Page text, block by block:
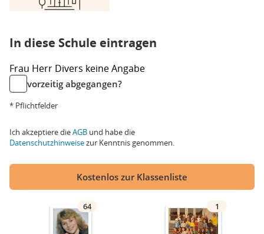
In diese Schule eintragen
Frau Herr Divers keine Angabe
vorzeitig abgegangen?
* Pflichtfelder
Ich akzeptiere dieAGB und habe die
Datenschutzhinweisezur Kenntnis genommen.
Kostenlos zur Klassenliste
64 1